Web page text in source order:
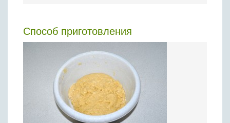
Способ приготовления